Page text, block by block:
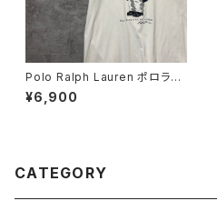
Polo Ralph Lauren ポロラル
フローレン ポロベア ロゴプ
リント ホワイト 白 リンガー
¥6,900
CATEGORY